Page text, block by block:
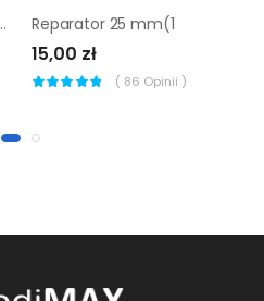
19 mm (3/4 Reparator 25 mm(1
15,00 zł
( 86 Opinii )